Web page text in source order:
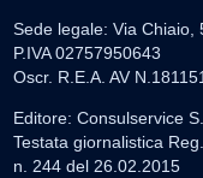
Sede legale: Via Chiaio,
P.IVA 02757950643
Oscr. R.E.A. AV N.181151
Editore: Consulservice
Testata giornalistica
n. 244 del 26.02.2015